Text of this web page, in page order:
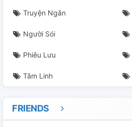
Truyện Ngắn
Người Sói
Phiêu Lưu
Tâm Linh
FRIENDS